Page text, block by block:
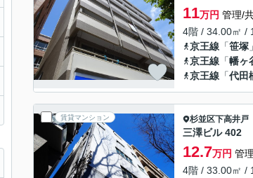
11万円 管理/
4階 / 34.00㎡ /
京王線 「笹塚
京王線 「幡ヶ
京王線 「代田
賃貸マンション 杉並区下高井戸
三澤ビル 402
12.7万円 管
4階 / 33.00㎡ /